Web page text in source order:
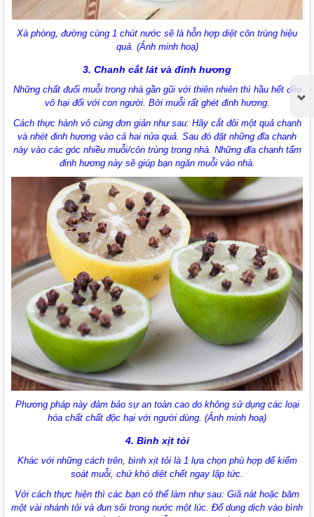
Xà phòng, đường cùng 1 chút nước sẽ là hỗn hợp diệt côn trùng hiệu
quả. (Ảnh minh hoạ)
3. Chanh cắt lát và đinh hương
Những chất đuổi muỗi trong nhà gần gũi với thiên nhiên thì hầu hết đều
vô hại đối với con người. Bởi muỗi rất ghét đinh hương.
Cách thực hành vô cùng đơn giản như sau: Hãy cắt đôi một quả chanh
và nhét đinh hương vào cả hai nửa quả. Sau đó đặt những đĩa chanh
này vào các góc nhiều muỗi/côn trùng trong nhà. Những đĩa chanh tẩm
đinh hương này sẽ giúp bạn ngăn muỗi vào nhà.
Phương pháp này đảm bảo sự an toàn cao do không sử dụng các loại
hóa chất chất độc hại với người dùng. (Ảnh minh hoạ)
4. Bình xịt tỏi
Khác với những cách trên, bình xịt tỏi là 1 lựa chọn phù hợp để kiểm
soát muỗi, chứ khó diệt chết ngay lập tức.
Với cách thực hiện thì các bạn có thể làm như sau: Giã nát hoặc băm
một vài nhánh tỏi và đun sôi trong nước một lúc. Đổ dung dịch vào bình